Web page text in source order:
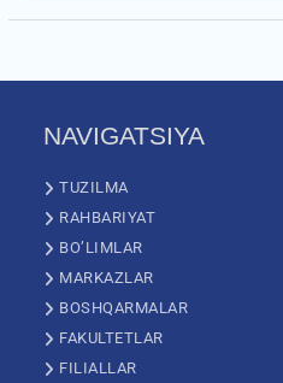
NAVIGATSIYA
TUZILMA
RAHBARIYAT
BO’LIMLAR
MARKAZLAR
BOSHQARMALAR
FAKULTETLAR
FILIALLAR